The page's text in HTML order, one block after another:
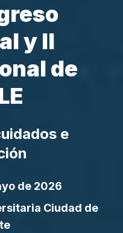
y II
de
e
de 2026
Ciudad de